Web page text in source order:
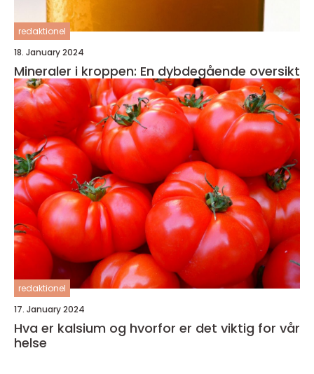
redaktionel
18. January 2024
Mineraler i kroppen: En dybdegående oversikt
redaktionel
17. January 2024
Hva er kalsium og hvorfor er det viktig for vår
helse